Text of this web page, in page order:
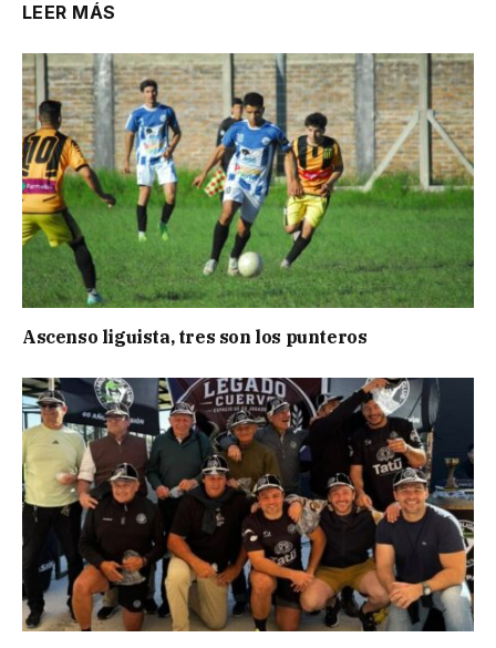
LEER MÁS
Ascenso liguista, tres son los punteros